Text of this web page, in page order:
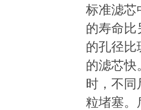
标准滤芯
的寿命比
的孔径比
的滤芯快
时，不
粒堵塞。